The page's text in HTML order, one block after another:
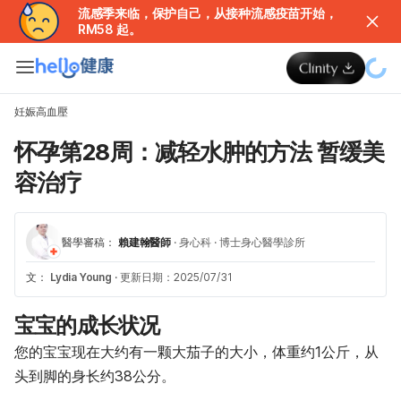
流感季来临，保护自己，从接种流感疫苗开始，
RM58 起。
妊娠高血壓
怀孕第28周：减轻水肿的方法 暂缓美
容治疗
醫學審稿： 賴建翰醫師 · 身心科 · 博士身心醫學診所
文： Lydia Young · 更新日期：2025/07/31
宝宝的成长状况
您的宝宝现在大约有一颗大茄子的大小，体重约1公斤，从
头到脚的身长约38公分。